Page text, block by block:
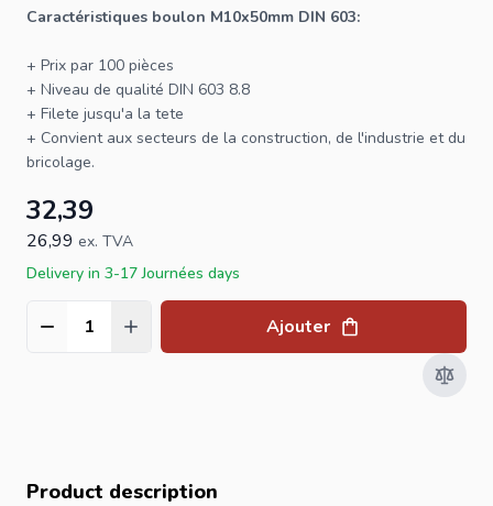
Caractéristiques boulon M10x50mm DIN 603:
+ Prix par 100 pièces
+ Niveau de qualité DIN 603 8.8
+ Filete jusqu'a la tete
+ Convient aux secteurs de la construction, de l'industrie et du
bricolage.
32,39
26,99 ex. TVA
Delivery in 3-17 Journées days
Quantité Ajouter
Product description